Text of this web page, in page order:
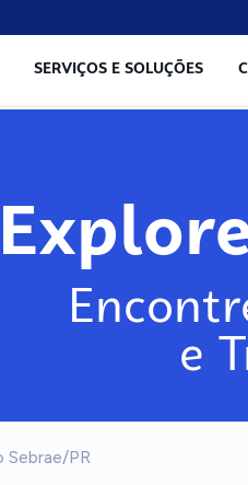
SERVIÇOS E SOLUÇÕES
e